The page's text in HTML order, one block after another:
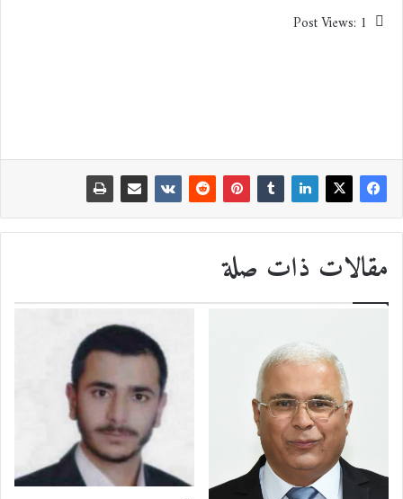
Post Views: 1
مقالات ذات صلة